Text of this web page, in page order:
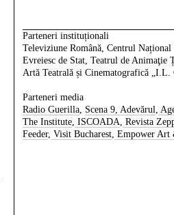
Parteneri instituționali
Televiziune Română, Centrul
Evreiesc de Stat, Teatrul de Animaţie
Artă Teatrală și Cinematografică
Parteneri media
Radio Guerilla, Scena 9, Adevărul,
The Institute, ISCOADA, Revista
Feeder, Visit Bucharest, Empower Art